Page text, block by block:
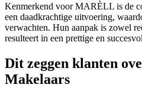
Kenmerkend voor MARÈLL is de
een daadkrachtige uitvoering,
verwachten. Hun aanpak is zowel
resulteert in een prettige en
Dit zeggen klanten
Makelaars